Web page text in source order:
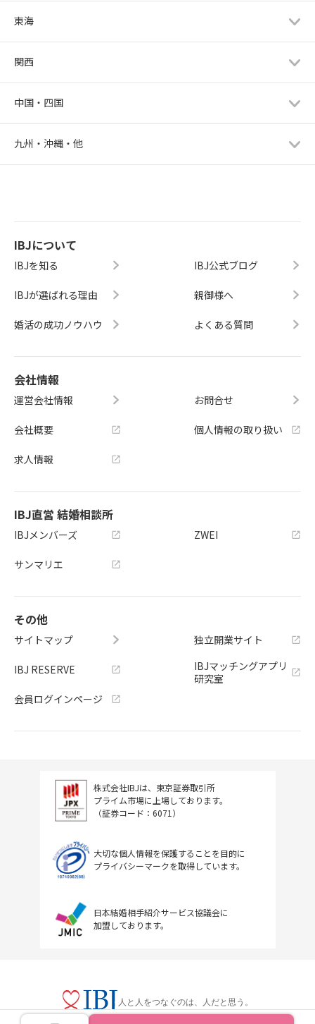
東海
関西
中国・四国
九州・沖縄・他
IBJについて
IBJを知る
IBJが選ばれる理由
婚活の成功ノウハウ
IBJ公式ブログ
親御様へ
よくある質問
会社情報
運営会社情報
会社概要
求人情報
お問合せ
個人情報の取り扱い
IBJ直営 結婚相談所
IBJメンバーズ
サンマリエ
ZWEI
その他
サイトマップ
IBJ RESERVE
会員ログインページ
独立開業サイト
IBJマッチングアプリ
研究室
株式会社IBJは、東京証券取引所
プライム市場に上場しております。
（証券コード：6071）
大切な個人情報を保護することを目的に
プライバシーマークを取得しています。
日本結婚相手紹介サービス協議会に
加盟しております。
人と人をつなぐのは、人だと思う。